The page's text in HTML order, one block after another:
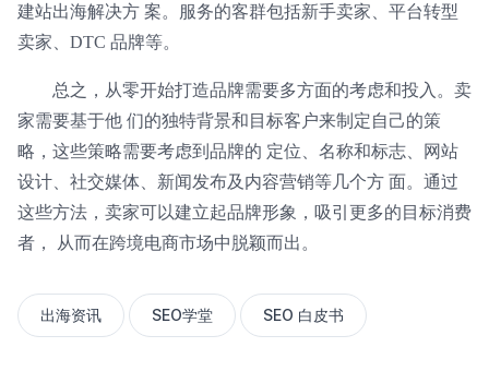
建站出海解决方 案。服务的客群包括新手卖家、平台转型
卖家、DTC 品牌等。
总之，从零开始打造品牌需要多方面的考虑和投入。卖
家需要基于他 们的独特背景和目标客户来制定自己的策
略，这些策略需要考虑到品牌的 定位、名称和标志、网站
设计、社交媒体、新闻发布及内容营销等几个方 面。通过
这些方法，卖家可以建立起品牌形象，吸引更多的目标消费
者， 从而在跨境电商市场中脱颖而出。
出海资讯 SEO学堂 SEO 白皮书